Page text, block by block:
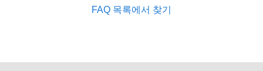
FAQ 목록에서 찾기